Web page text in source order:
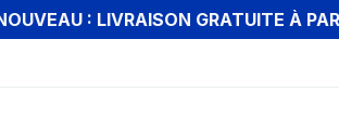
: LIVRAISON GRATUITE À